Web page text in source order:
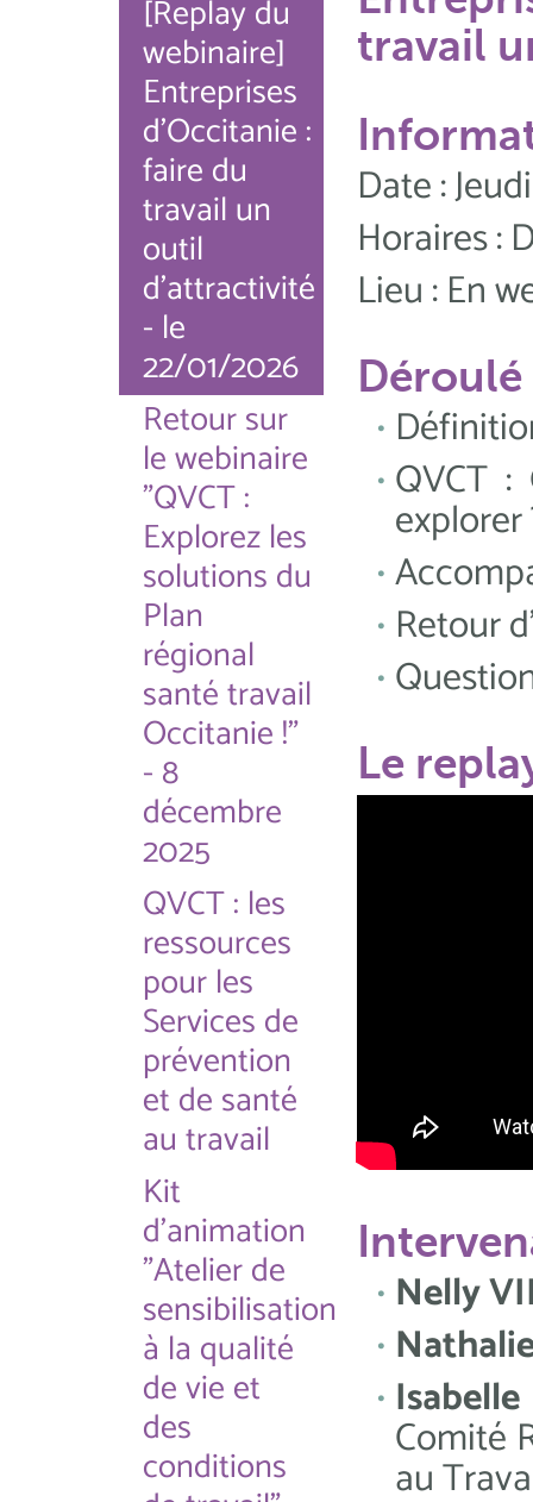
[Replay du
webinaire]
Entreprises
d'Occitanie :
faire du
travail un
outil
d'attractivité
- le
22/01/2026
Retour sur
le webinaire
"QVCT :
Explorez les
solutions du
Plan
régional
santé travail
Occitanie !"
- 8
décembre
2025
QVCT : les
ressources
pour les
Services de
prévention
et de santé
au travail
Kit
d'animation
"Atelier de
sensibilisation
à la qualité
de vie et
des
conditions
travail
Date :
Horaires :
Lieu : En
Déroulé
QVCT
explorer
Retour
Le
Nelly
Comité
au